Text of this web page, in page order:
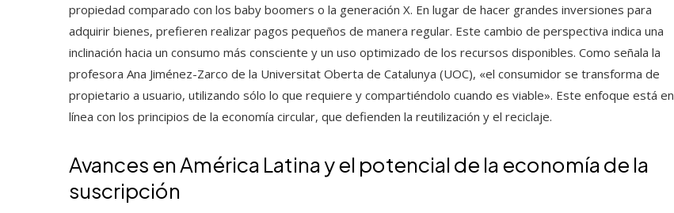
propiedad comparado con los baby boomers o la generación X. En lugar de hacer grandes inversiones para
adquirir bienes, prefieren realizar pagos pequeños de manera regular. Este cambio de perspectiva indica una
inclinación hacia un consumo más consciente y un uso optimizado de los recursos disponibles. Como señala la
profesora Ana Jiménez-Zarco de la Universitat Oberta de Catalunya (UOC), «el consumidor se transforma de
propietario a usuario, utilizando sólo lo que requiere y compartiéndolo cuando es viable». Este enfoque está en
línea con los principios de la economía circular, que defienden la reutilización y el reciclaje.
Avances en América Latina y el potencial de la economía de la
suscripción